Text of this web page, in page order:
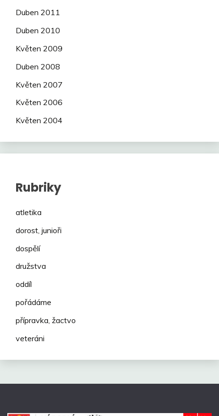
Duben 2011
Duben 2010
Květen 2009
Duben 2008
Květen 2007
Květen 2006
Květen 2004
Rubriky
atletika
dorost, junioři
dospělí
družstva
oddíl
pořádáme
přípravka, žactvo
veteráni